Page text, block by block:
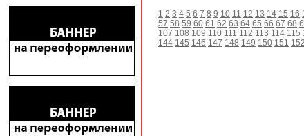
1 2 3 4 5 6 7 8 9 10 11 12 13 14 15 16
57 58 59 60 61 62 63 64 65 66 67 68
107 108 109 110 111 112 113 114 115
144 145 146 147 148 149 150 151 152